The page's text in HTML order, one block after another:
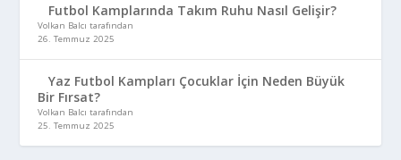
Futbol Kamplarında Takım Ruhu Nasıl Gelişir?
Volkan Balcı tarafından
26. Temmuz 2025
Yaz Futbol Kampları Çocuklar İçin Neden Büyük
Bir Fırsat?
Volkan Balcı tarafından
25. Temmuz 2025